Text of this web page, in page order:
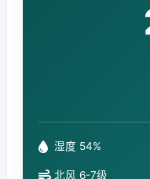
湿度 54%
北风 6-7级